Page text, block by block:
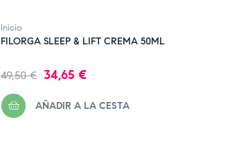
Inicio
FILORGA SLEEP & LIFT CREMA 50ML
Precio
regular
49,50 € Precio
34,65 €
AÑADIR A LA CESTA